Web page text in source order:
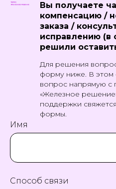
Вы получаете
компенсацию /
заказа /
исправлению (в
решили
Для решения
форму ниже. В этом
вопрос напрямую с
«Железное
поддержки
формы.
Имя
Способ связи